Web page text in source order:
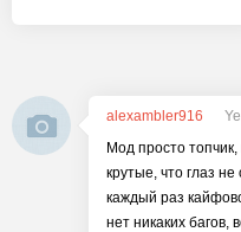
alexambler916
Мод просто
крутые, что глаз
каждый раз
нет никаких багов,